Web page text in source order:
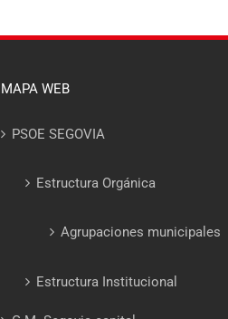
MAPA WEB
PSOE SEGOVIA
Estructura Orgánica
Agrupaciones municipales
Estructura Institucional